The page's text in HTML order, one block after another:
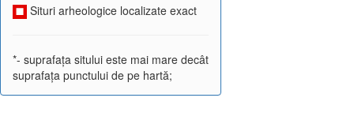
Situri arheologice localizate exact
*- suprafața sitului este mai mare decât
suprafața punctului de pe hartă;